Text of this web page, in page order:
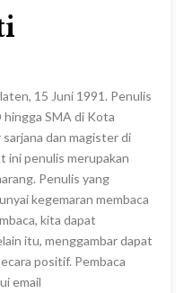
15 Juni 1991. Penulis
hingga SMA di Kota
dan magister di
ini penulis merupakan
Penulis yang
kegemaran membaca
kita dapat
itu, menggambar dapat
positif. Pembaca
email